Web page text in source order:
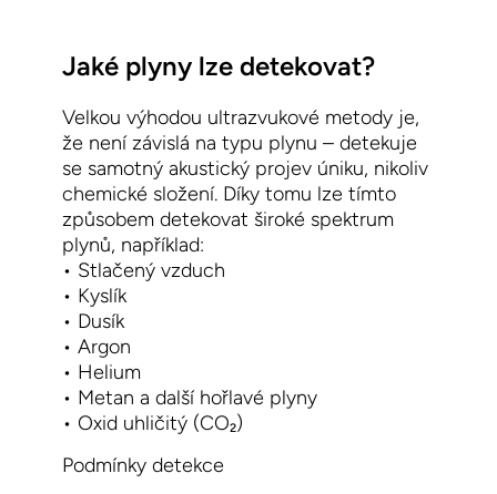
Jaké plyny lze detekovat?
Velkou výhodou ultrazvukové metody je,
že není závislá na typu plynu – detekuje
se samotný akustický projev úniku, nikoliv
chemické složení. Díky tomu lze tímto
způsobem detekovat široké spektrum
plynů, například:
• Stlačený vzduch
• Kyslík
• Dusík
• Argon
• Helium
• Metan a další hořlavé plyny
• Oxid uhličitý (CO₂)
Podmínky detekce